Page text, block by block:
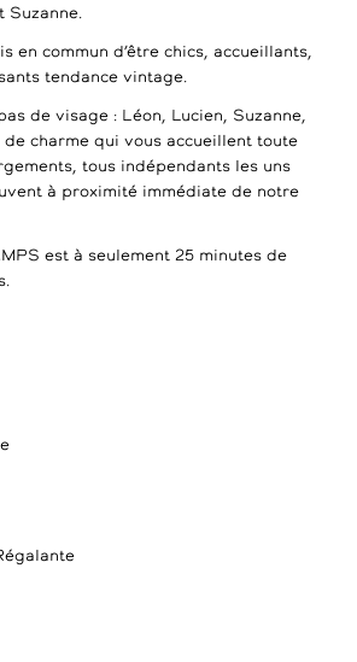
Suzanne.
en commun d’être chics, accueillants,
tendance vintage.
de visage : Léon, Lucien, Suzanne,
charme qui vous accueillent toute
tous indépendants les uns
à proximité immédiate de notre
est à seulement 25 minutes de